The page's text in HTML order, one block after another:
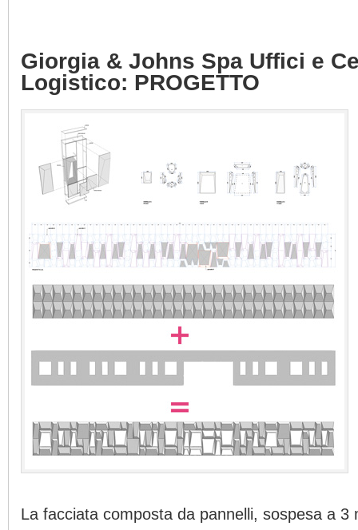
Giorgia & Johns Spa Uffici e
Logistico: PROGETTO
La facciata composta da pannelli, sospesa a 3